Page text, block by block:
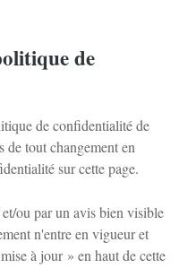
de
de confidentialité de
de tout changement en
sur cette page.
ou par un avis bien visible
n'entre en vigueur et
à jour » en haut de cette